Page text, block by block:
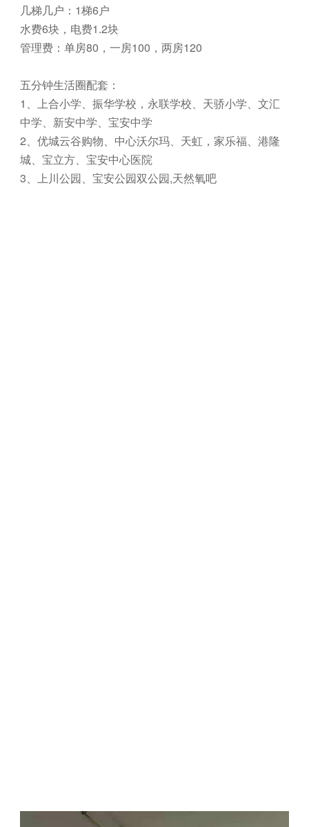
几梯几户：1梯6户
水费6块，电费1.2块
管理费：单房80，一房100，两房120
五分钟生活圈配套：
1、上合小学、振华学校，永联学校、天骄小学、文汇
中学、新安中学、宝安中学
2、优城云谷购物、中心沃尔玛、天虹，家乐福、港隆
城、宝立方、宝安中心医院
3、上川公园、宝安公园双公园,天然氧吧